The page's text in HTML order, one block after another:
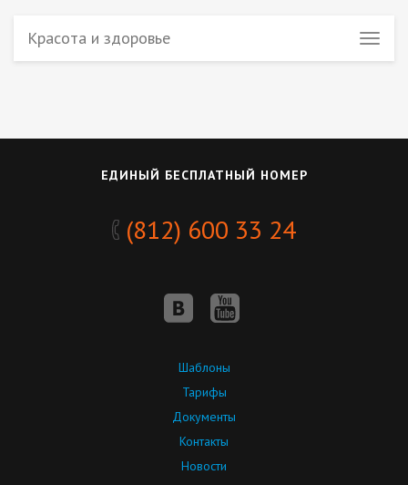
Красота и здоровье
ЕДИНЫЙ БЕСПЛАТНЫЙ НОМЕР
(812) 600 33 24
Шаблоны
Тарифы
Документы
Контакты
Новости